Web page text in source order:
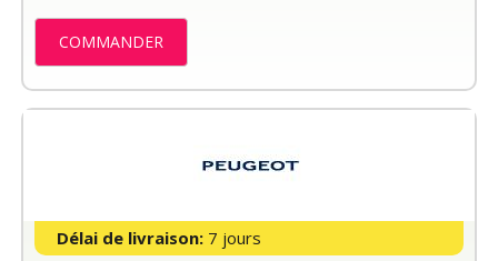
COMMANDER
Délai de livraison: 7 jours